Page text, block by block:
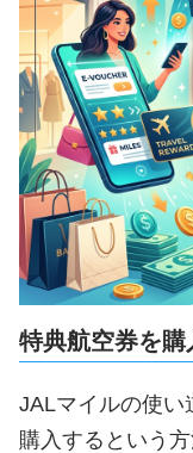
特典航空券を購
JALマイルの使い
購入するという